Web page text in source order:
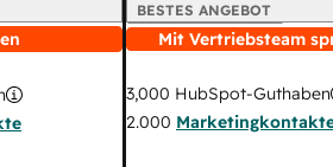
BESTES ANGEBOT
Mit Vertriebsteam
3,000 HubSpot-Guthaben
2.000